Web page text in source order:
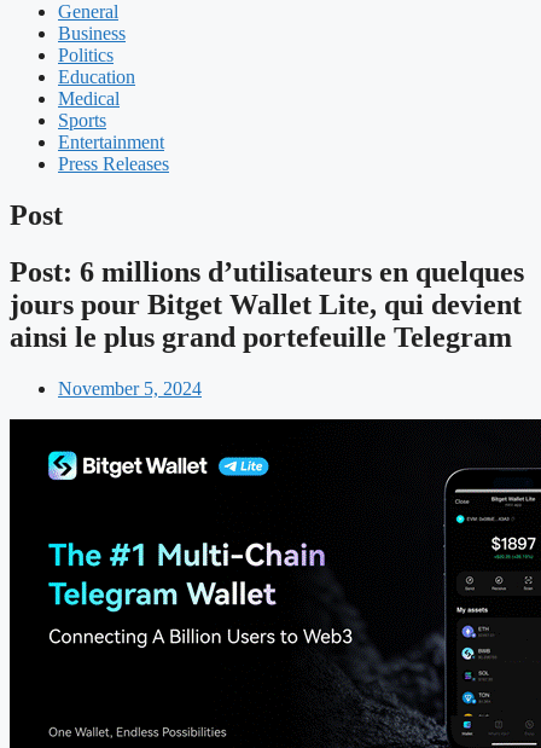
General
Business
Politics
Education
Medical
Sports
Entertainment
Press Releases
Post
Post: 6 millions d’utilisateurs en quelques
jours pour Bitget Wallet Lite, qui devient
ainsi le plus grand portefeuille Telegram
November 5, 2024